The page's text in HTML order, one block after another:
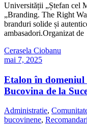
Universității „Ștefan cel
„Branding. The Right
branduri solide și
ambasadori.Organizat de
Cerasela Ciobanu
mai 7, 2025
Etalon în
Bucovina de la
Administratie,
bucovinene,